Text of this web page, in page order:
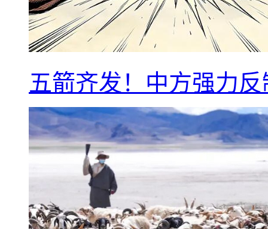
五箭齐发！中方强力